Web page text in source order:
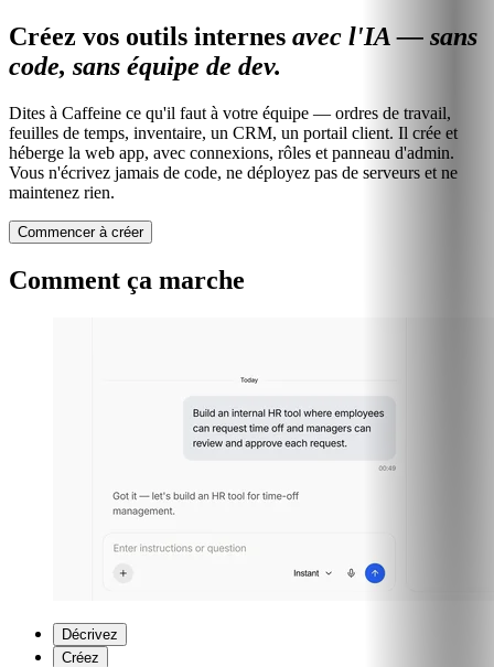
Créez vos outils internes avec l'IA — sans
code, sans équipe de dev.
Dites à Caffeine ce qu'il faut à votre équipe — ordres de travail,
feuilles de temps, inventaire, un CRM, un portail client. Il crée et
héberge la web app, avec connexions, rôles et panneau d'admin.
Vous n'écrivez jamais de code, ne déployez pas de serveurs et ne
maintenez rien.
Commencer à créer
Comment ça marche
Décrivez
Créez